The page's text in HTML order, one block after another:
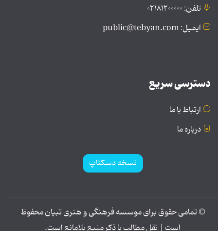
تلفن: ۰۲۱۸۱۲۰۰۰۰۰
ایمیل: public@tebyan.com
دسترسی سریع
ارتباط با ما
درباره ما
نسخه دسکتاپ
© تمامی حقوق برای موسسه فرهنگی و هنری تبیان محفوظ
است | نقل مطالب با ذکر منبع بلامانع است.